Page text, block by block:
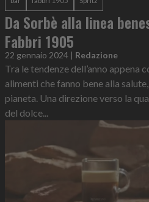
Da Sorbè alla linea
Fabbri 1905
22 gennaio 2024 | Redazione
Tra le tendenze dell’anno appena
alimenti che fanno bene alla
pianeta. Una direzione verso la
del dolce...